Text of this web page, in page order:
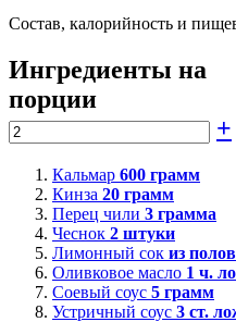
Состав, калорийность и
Ингредиенты на
порции
+
Кальмар 600 грамм
Кинза 20 грамм
Перец чили 3 грамма
Чеснок 2 штуки
Лимонный сок из
Оливковое масло 1 ч.
Соевый соус 5 грамм
Устричный соус 3 ст.